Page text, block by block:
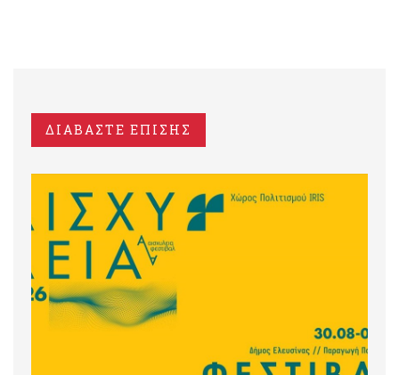
ΔΙΑΒΑΣΤΕ ΕΠΙΣΗΣ